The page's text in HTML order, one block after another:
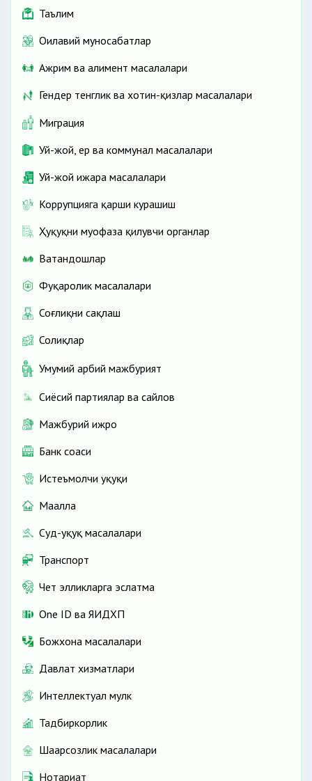
Таълим
Оилавий муносабатлар
Ажрим ва алимент масалалари
Гендер тенглик ва хотин-қизлар масалалари
Миграция
Уй-жой, ер ва коммунал масалалари
Уй-жой ижара масалалари
Коррупцияга қарши курашиш
Ҳуқуқни муҳофаза қилувчи органлар
Ватандошлар
Фуқаролик масалалари
Соғлиқни сақлаш
Солиқлар
Умумий ҳарбий мажбурият
Сиёсий партиялар ва сайлов
Мажбурий ижро
Банк соҳаси
Истеъмолчи ҳуқуқи
Маҳалла
Суд-ҳуқуқ масалалари
Транспорт
Чет элликларга эслатма
One ID ва ЯИДХП
Божхона масалалари
Давлат хизматлари
Интеллектуал мулк
Тадбиркорлик
Шаҳарсозлик масалалари
Нотариат